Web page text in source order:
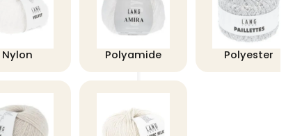
Nylon Polyamide Polyester